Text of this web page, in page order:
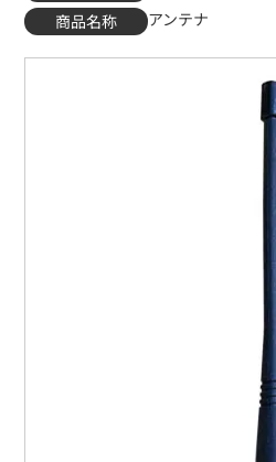
商品名称
アンテナ